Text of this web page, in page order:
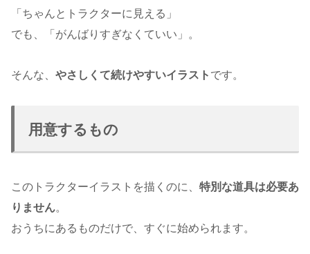
「ちゃんとトラクターに見える」
でも、「がんばりすぎなくていい」。
そんな、 やさしくて続けやすいイラスト です。
用意するもの
このトラクターイラストを描くのに、 特別な道具は必要あ
りません。
おうちにあるものだけで、すぐに始められます。